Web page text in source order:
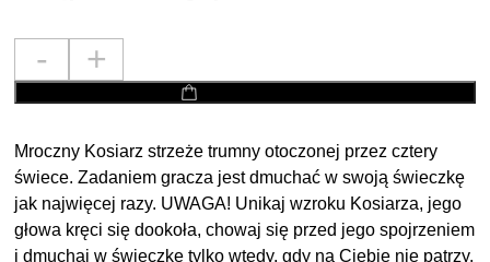
-
ilość
DUMEL
GRA
KOSIARZ
+
dodaj do koszyka
Mroczny Kosiarz strzeże trumny otoczonej przez cztery
świece. Zadaniem gracza jest dmuchać w swoją świeczkę
jak najwięcej razy. UWAGA! Unikaj wzroku Kosiarza, jego
głowa kręci się dookoła, chowaj się przed jego spojrzeniem
i dmuchaj w świeczkę tylko wtedy, gdy na Ciebie nie patrzy.